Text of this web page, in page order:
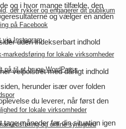
der rykker og engagerer dit publikum
på Facebook
via Instagram
markedsføring for lokale virksomheder
til at bruge WordPress
for lokale virksomheder
og online synlighed
og i hvor mange tilfælde, den
og vælger en anden
uden indekserbart indhold
velpolstret med dårligt indhold
herunder især over folden
du leverer, når først den
måneder før din situation igen